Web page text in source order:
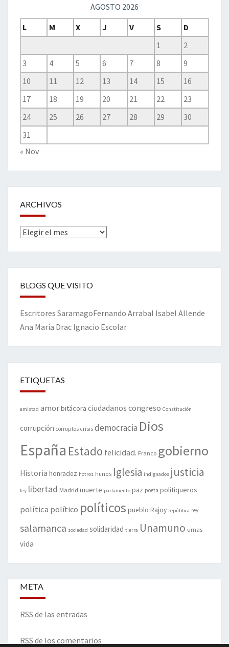
AGOSTO 2026
L
M X J V S
D
1
2
3
4 5 6 7 8
9
10
11 12 13 14 15
16
17
18 19 20 21 22
23
24
25 26 27 28 29
30
31
« Nov
ARCHIVOS
Archivos
BLOGS QUE VISITO
Escritores SaramagoFernando Arrabal Isabel Allende
Ana María Drac Ignacio Escolar
ETIQUETAS
amistad amorbitácora ciudadanos congreso Constitución
corrupción corruptos crisis democracia Dios
España Estado felicidad. Franco gobierno
Historia honradez hotros hunos Iglesia indignados justicia
ley libertad Madrid muerte parlamento paz poeta politiqueros
política político políticos pueblo Rajoy república rey
salamanca sociedad solidaridad tierra Unamuno urnas
vida
META
RSS de las entradas
RSS de los comentarios